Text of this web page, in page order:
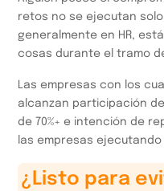
retos no se ejecutan
generalmente en HR,
cosas durante el tramo
Las empresas con los
alcanzan participación
de 70%+ e intención de
las empresas
¿Listo para